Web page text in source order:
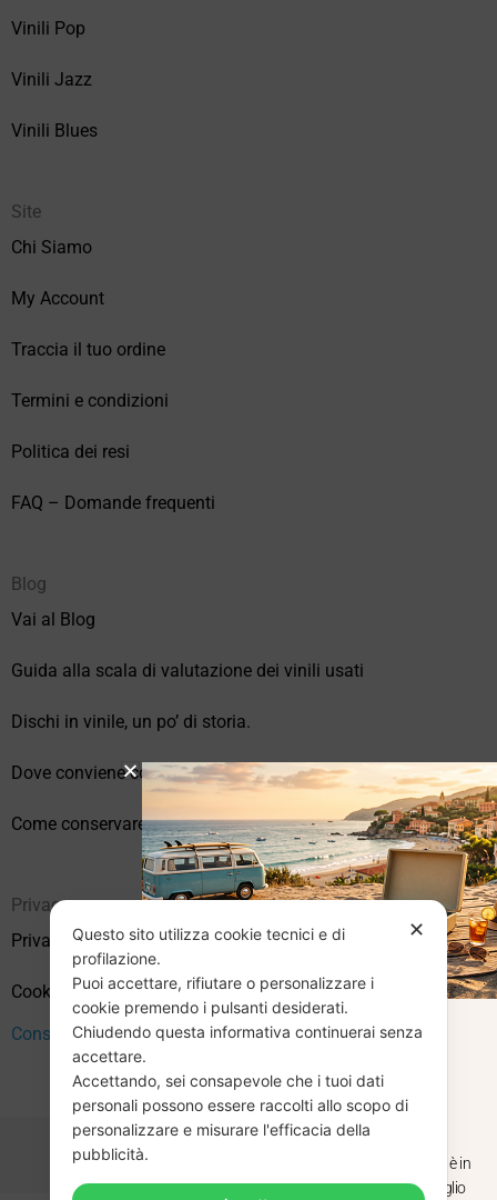
Vinili Pop
Vinili Jazz
Vinili Blues
Site
Chi Siamo
My Account
Traccia il tuo ordine
Termini e condizioni
Politica dei resi
FAQ – Domande frequenti
Blog
Vai al Blog
Guida alla scala di valutazione dei vinili usati
Dischi in vinile, un po’ di storia.
Dove conviene comprare vinili online?
Come conservare correttamente i vinili usati
Privacy
Privacy Policy
Cookie Policy (UE)
Consenso
✕
Questo sito utilizza cookie tecnici e di
profilazione.
Puoi accettare, rifiutare o personalizzare i
cookie premendo i pulsanti desiderati.
Chiudendo questa informativa continuerai senza
accettare.
Accettando, sei consapevole che i tuoi dati
personali possono essere raccolti allo scopo di
personalizzare e misurare l'efficacia della
pubblicità.
CHIUSURA
ESTIVA
Dal 29 luglio al 31 agosto venditaviniliusati.it è in
pausa estiva. Gli ordini ricevuti entro il 29 luglio